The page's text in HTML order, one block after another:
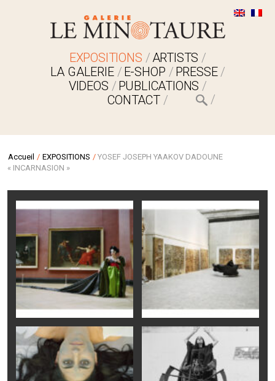
EXPOSITIONS
ARTISTS
LA GALERIE
E-SHOP
PRESSE
VIDEOS
PUBLICATIONS
CONTACT
Accueil / EXPOSITIONS / YOSEF JOSEPH YAAKOV DADOUNE
« INCARNASION »